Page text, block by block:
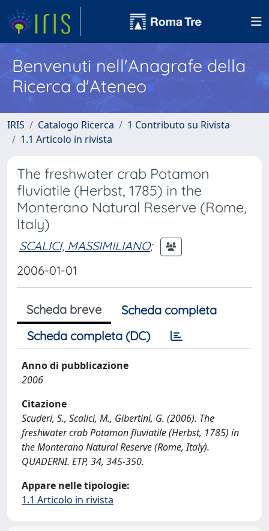
Benvenuti nell'Anagrafe della
Ricerca d'Ateneo
IRIS Catalogo Ricerca
1 Contributo su Rivista
1.1 Articolo in rivista
The freshwater crab Potamon
fluviatile (Herbst, 1785) in the
Monterano Natural Reserve (Rome,
Italy)
SCALICI, MASSIMILIANO;
2006-01-01
Scheda breve
Scheda completa
Scheda completa (DC)
Anno di pubblicazione
2006
Citazione
Scuderi, S., Scalici, M., Gibertini, G. (2006). The
freshwater crab Potamon fluviatile (Herbst, 1785) in
the Monterano Natural Reserve (Rome, Italy).
QUADERNI. ETP, 34, 345-350.
Appare nelle tipologie:
1.1 Articolo in rivista